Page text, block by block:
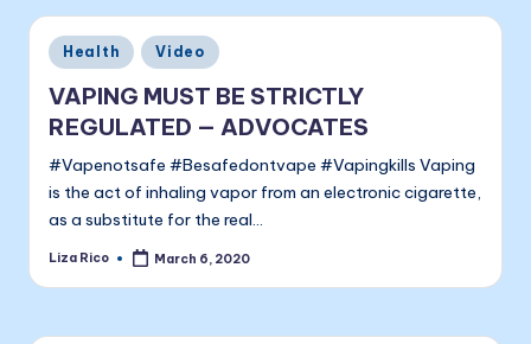
o
n
B
r
e
a
k
tuwing
tanghali.
Posted
in
Health Video
VAPING MUST BE STRICTLY
REGULATED — ADVOCATES
#Vapenotsafe #Besafedontvape #Vapingkills Vaping
is the act of inhaling vapor from an electronic cigarette,
as a substitute for the real…
Posted
Liza Rico March 6, 2020